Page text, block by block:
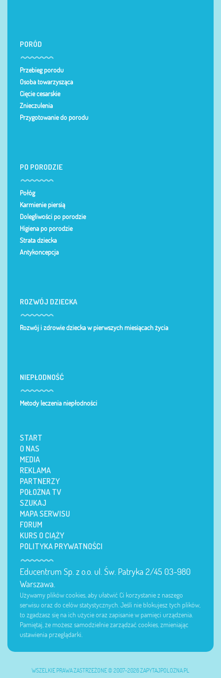
PORÓD
Przebieg porodu
Osoba towarzysząca
Cięcie cesarskie
Znieczulenia
Przygotowanie do porodu
PO PORODZIE
Połóg
Karmienie piersią
Dolegliwości po porodzie
Higiena po porodzie
Strata dziecka
Antykoncepcja
ROZWÓJ DZIECKA
Rozwój i zdrowie dziecka w pierwszych miesiącach życia
NIEPŁODNOŚĆ
Metody leczenia niepłodności
START
O NAS
MEDIA
REKLAMA
PARTNERZY
POŁOŻNA TV
SZUKAJ
MAPA SERWISU
FORUM
KURS O CIĄŻY
POLITYKA PRYWATNOŚCI
Educentrum Sp. z o.o. ul. Św. Patryka 2/45 03-980
Warszawa.
Używamy plików cookies, aby ułatwić Ci korzystanie z naszego
serwisu oraz do celów statystycznych. Jeśli nie blokujesz tych plików,
to zgadzasz się na ich użycie oraz zapisanie w pamięci urządzenia.
Pamiętaj, że możesz samodzielnie zarządzać cookies, zmieniając
ustawienia przeglądarki.
WSZELKIE PRAWA ZASTRZEŻONE © 2007-2026 ZAPYTAJPOLOZNA.PL